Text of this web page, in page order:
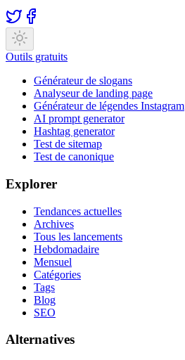
Outils gratuits
Générateur de slogans
Analyseur de landing page
Générateur de légendes Instagram
AI prompt generator
Hashtag generator
Test de sitemap
Test de canonique
Explorer
Tendances actuelles
Archives
Tous les lancements
Hebdomadaire
Mensuel
Catégories
Tags
Blog
SEO
Alternatives